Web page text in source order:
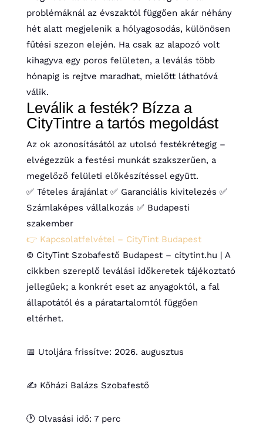
problémáknál az évszaktól függően akár néhány
hét alatt megjelenik a hólyagosodás, különösen
fűtési szezon elején. Ha csak az alapozó volt
kihagyva egy poros felületen, a leválás több
hónapig is rejtve maradhat, mielőtt láthatóvá
válik.
Leválik a festék? Bízza a
CityTintre a tartós megoldást
Az ok azonosításától az utolsó festékrétegig –
elvégezzük a festési munkát szakszerűen, a
megelőző felületi előkészítéssel együtt.
✅ Tételes árajánlat ✅ Garanciális kivitelezés ✅
Számlaképes vállalkozás ✅ Budapesti
szakember
👉 Kapcsolatfelvétel – CityTint Budapest
© CityTint Szobafestő Budapest – citytint.hu | A
cikkben szereplő leválási időkeretek tájékoztató
jellegűek; a konkrét eset az anyagoktól, a fal
állapotától és a páratartalomtól függően
eltérhet.
📅 Utoljára frissítve: 2026. augusztus
✍️ Kőházi Balázs Szobafestő
🕐 Olvasási idő: 7 perc